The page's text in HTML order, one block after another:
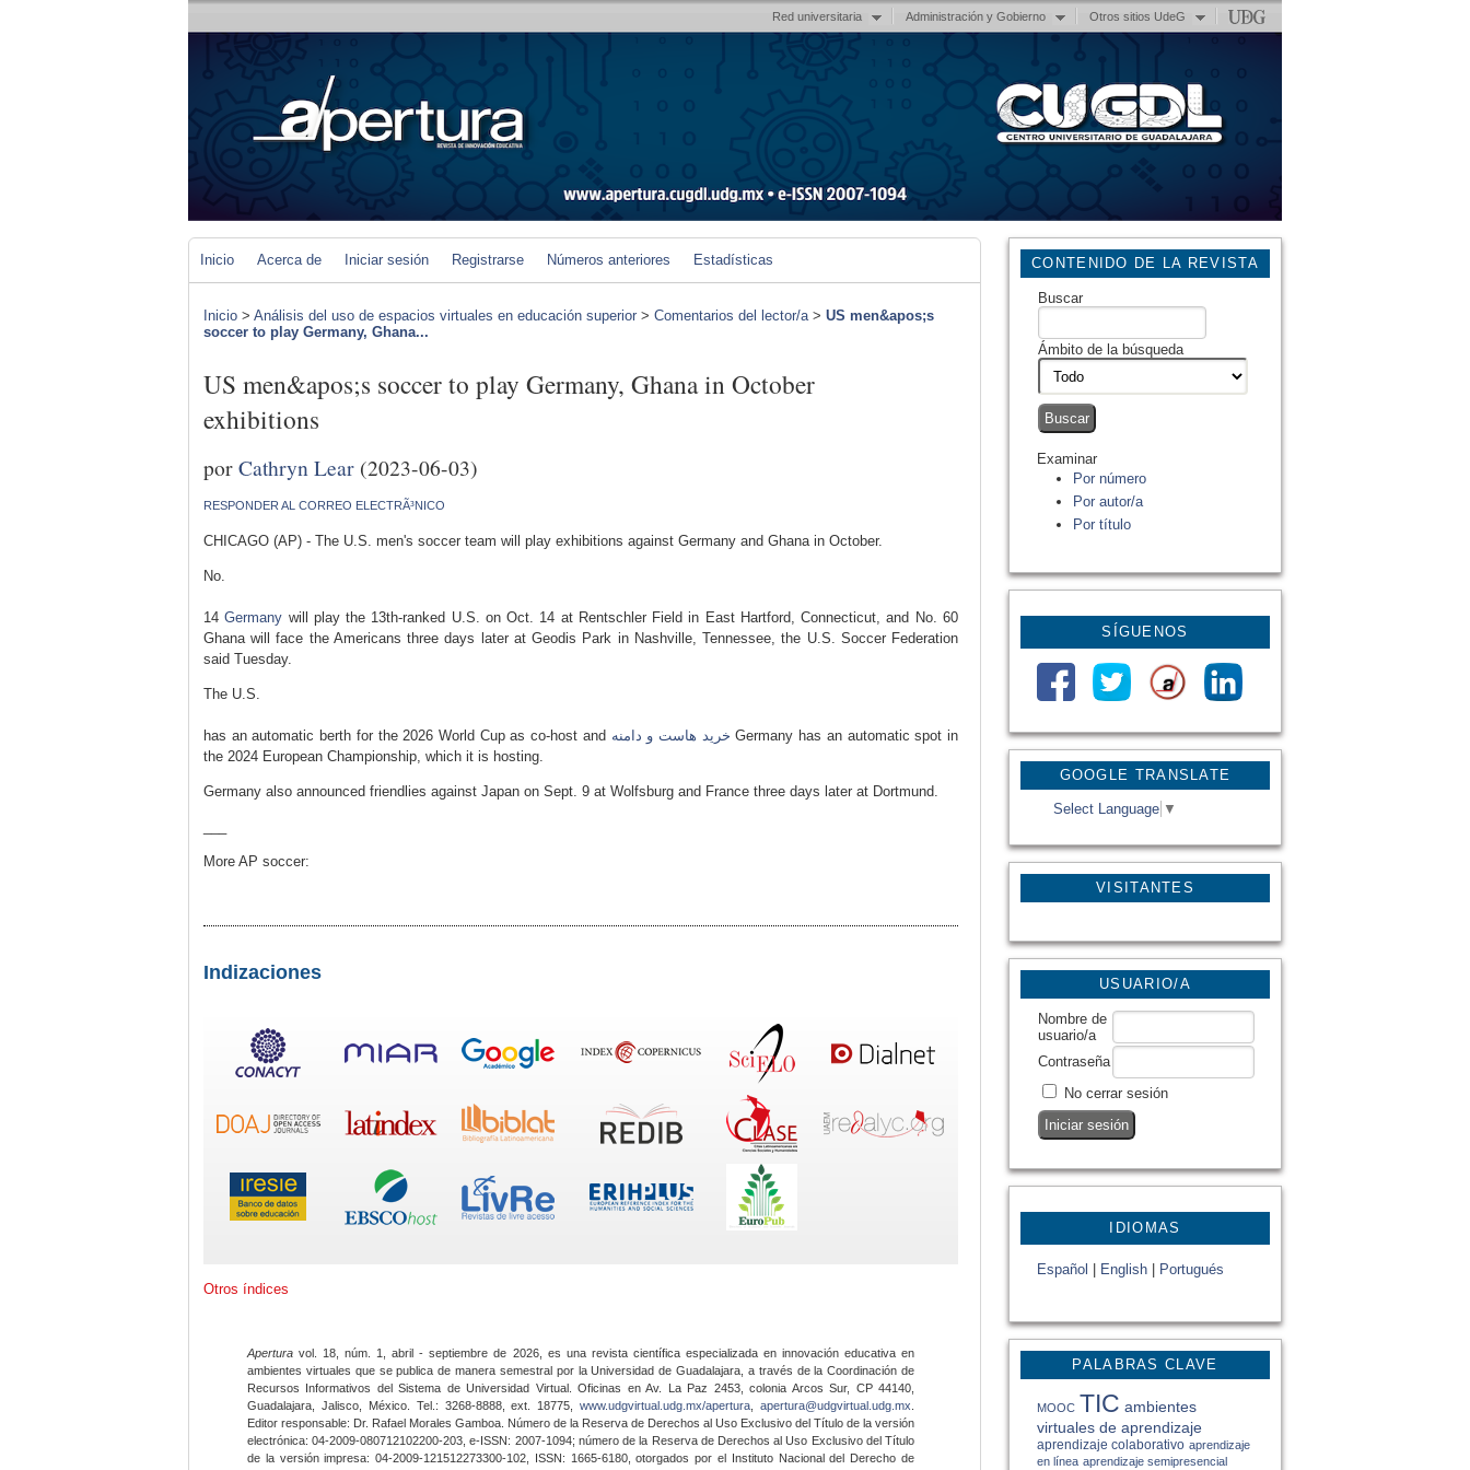
Red universitaria Administración y Gobierno Otros sitios UdeG
GOOGLE TRANSLATE
Select Language ▼
VISITANTES
CONTENIDO DE LA REVISTA
Buscar
Ámbito de la búsqueda
Examinar
Por número
Por autor/a
Por título
SÍGUENOS
USUARIO/A
Nombre de
usuario/a
Contraseña
No cerrar sesión
IDIOMAS
Español English Portugués
PALABRAS CLAVE
MOOC TIC ambientes
virtuales de aprendizaje
aprendizaje colaborativo aprendizaje
en línea aprendizaje semipresencial
Inicio Acerca de Iniciar sesión Registrarse Números anteriores Estadísticas
Inicio > Análisis del uso de espacios virtuales en educación superior > Comentarios del lector/a> US men&apos;s
soccer to play Germany, Ghana...
US men&apos;s soccer to play Germany, Ghana in October
exhibitions
porCathryn Lear (2023-06-03)
RESPONDER AL CORREO ELECTRÃ³NICO
CHICAGO (AP) - The U.S. men's soccer team will play exhibitions against Germany and Ghana in October.
No.
14Germany will play the 13th-ranked U.S. on Oct. 14 at Rentschler Field in East Hartford, Connecticut, and No. 60
Ghana will face the Americans three days later at Geodis Park in Nashville, Tennessee, the U.S. Soccer Federation
said Tuesday.
The U.S.
has an automatic berth for the 2026 World Cup as co-host and خرید هاست و دامنه Germany has an automatic spot in
the 2024 European Championship, which it is hosting.
Germany also announced friendlies against Japan on Sept. 9 at Wolfsburg and France three days later at Dortmund.
More AP soccer:
Indizaciones
Otros índices
Apertura vol. 18, núm. 1, abril - septiembre de 2026, es una revista científica especializada en innovación educativa en
ambientes virtuales que se publica de manera semestral por la Universidad de Guadalajara, a través de la Coordinación de
Recursos Informativos del Sistema de Universidad Virtual. Oficinas en Av. La Paz 2453, colonia Arcos Sur, CP 44140,
Guadalajara, Jalisco, México. Tel.: 3268-8888, ext. 18775,www.udgvirtual.udg.mx/apertura apertura@udgvirtual.udg.mx
Editor responsable: Dr. Rafael Morales Gamboa. Número de la Reserva de Derechos al Uso Exclusivo del Título de la versión
electrónica: 04-2009-080712102200-203, e-ISSN: 2007-1094; número de la Reserva de Derechos al Uso Exclusivo del Título
de la versión impresa: 04-2009-121512273300-102, ISSN: 1665-6180, otorgados por el Instituto Nacional del Derecho de